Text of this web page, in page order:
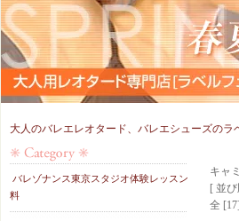
大人のバレエレオタード、バレエシューズのラ
バレゾナンス東京スタジオ体験レッスン
料
キャ
[ 並
全